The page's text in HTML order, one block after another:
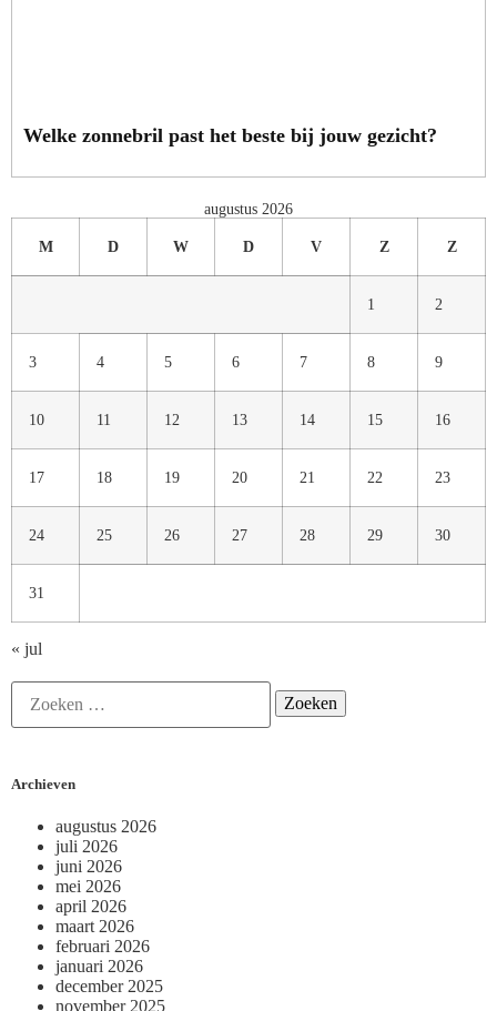
Welke zonnebril past het beste bij jouw gezicht?
augustus 2026
M D W D V Z Z
1 2
3 4 5 6 7 8 9
10 11 12 13 14 15 16
17 18 19 20 21 22 23
24 25 26 27 28 29 30
31
« jul
Archieven
augustus 2026
juli 2026
juni 2026
mei 2026
april 2026
maart 2026
februari 2026
januari 2026
december 2025
november 2025